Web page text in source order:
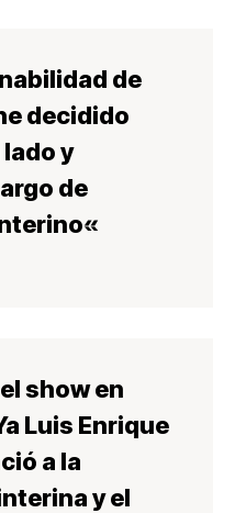
de
decidido
y
de
«
show en
Luis Enrique
a la
y el